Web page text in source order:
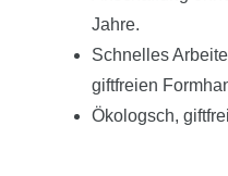
Jahre.
Schnelles
giftfreien
Ökologsch,